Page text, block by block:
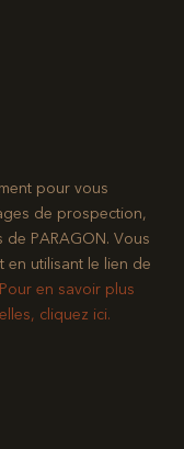
pour vous
de prospection,
PARAGON. Vous
utilisant le lien de
Pour en savoir plus
cliquez ici.